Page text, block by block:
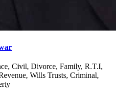
Civil, Divorce, Family, R.T.I,
Wills Trusts, Criminal,